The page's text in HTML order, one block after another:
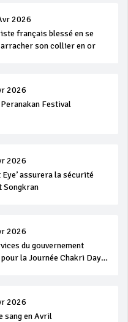
2026
français blessé en se
son collier en or
2026
Festival
2026
Eye’ assurera la sécurité
Songkran
2026
du gouvernement
la Journée Chakri Day
2026
sang en Avril